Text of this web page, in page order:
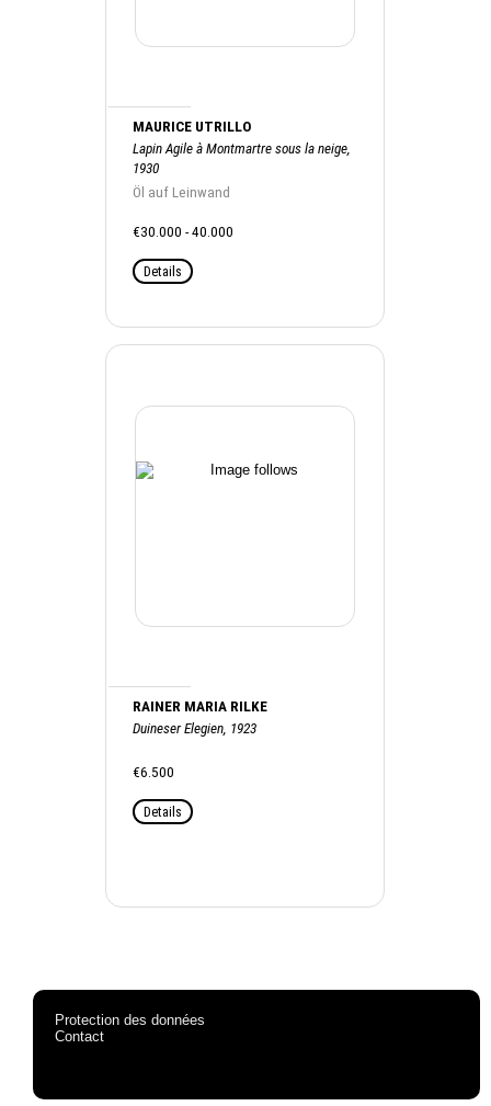
MAURICE UTRILLO
Lapin Agile à Montmartre sous la neige,
1930
Öl auf Leinwand
€30.000 - 40.000
Details
RAINER MARIA RILKE
Duineser Elegien, 1923
€6.500
Details
Protection des données
Contact